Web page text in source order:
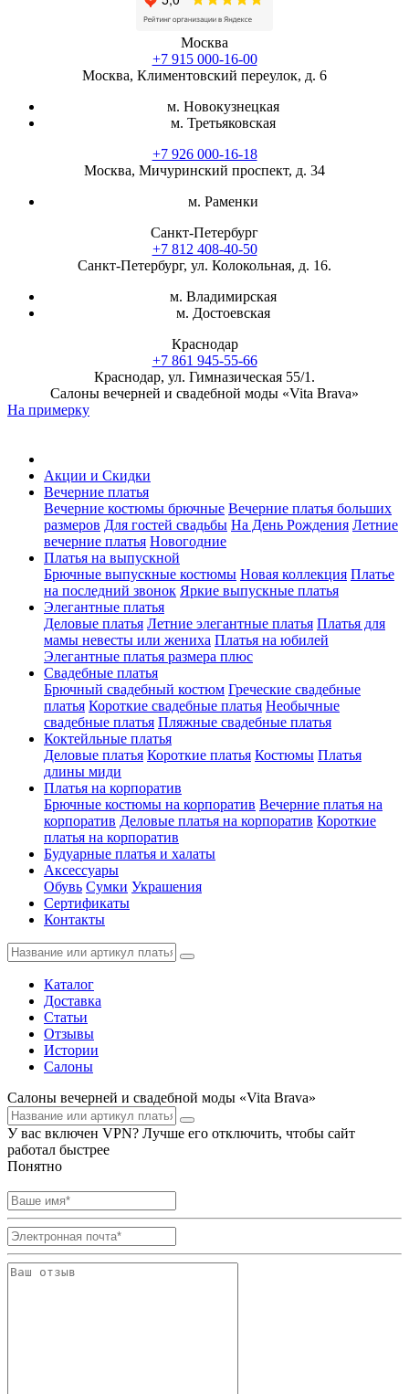
Москва
+7 915 000-16-00
Москва, Климентовский переулок, д. 6
м. Новокузнецкая
м. Третьяковская
+7 926 000-16-18
Москва, Мичуринский проспект, д. 34
м. Раменки
Санкт-Петербург
+7 812 408-40-50
Санкт-Петербург, ул. Колокольная, д. 16.
м. Владимирская
м. Достоевская
Краснодар
+7 861 945-55-66
Краснодар, ул. Гимназическая 55/1.
Салоны вечерней и свадебной моды «Vita Brava»
На примерку
Акции и Скидки
Вечерние платья
Вечерние костюмы брючные Вечерние платья больших
размеров Для гостей свадьбы На День Рождения Летние
вечерние платья Новогодние
Платья на выпускной
Брючные выпускные костюмы Новая коллекция Платье
на последний звонок Яркие выпускные платья
Элегантные платья
Деловые платья Летние элегантные платья Платья для
мамы невесты или жениха Платья на юбилей
Элегантные платья размера плюс
Свадебные платья
Брючный свадебный костюм Греческие свадебные
платья Короткие свадебные платья Необычные
свадебные платья Пляжные свадебные платья
Коктейльные платья
Деловые платья Короткие платья Костюмы Платья
длины миди
Платья на корпоратив
Брючные костюмы на корпоратив Вечерние платья на
корпоратив Деловые платья на корпоратив Короткие
платья на корпоратив
Будуарные платья и халаты
Аксессуары
Обувь Сумки Украшения
Сертификаты
Контакты
Каталог
Доставка
Статьи
Отзывы
Истории
Салоны
Салоны вечерней и свадебной моды «Vita Brava»
У вас включен VPN? Лучше его отключить, чтобы сайт
работал быстрее
Понятно